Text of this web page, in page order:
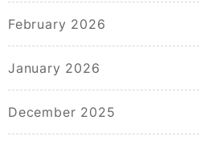
February 2026
January 2026
December 2025